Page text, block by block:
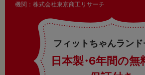
機関：株式会社東京商工リサーチ
フィットちゃんラン
日本製・6年間の無